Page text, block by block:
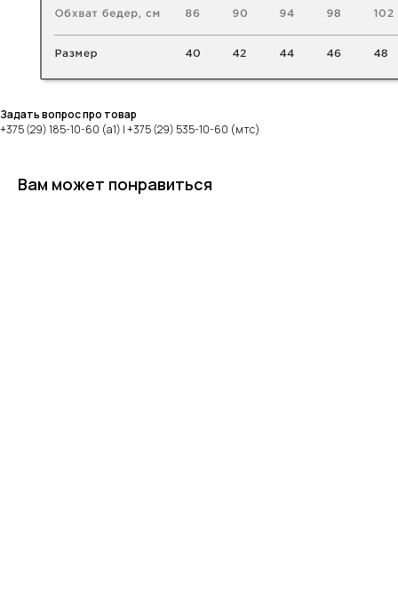
Задать вопрос про товар
+375 (29) 185-10-60 (а1) | +375 (29) 535-10-60 (мтс)
Вам может понравиться